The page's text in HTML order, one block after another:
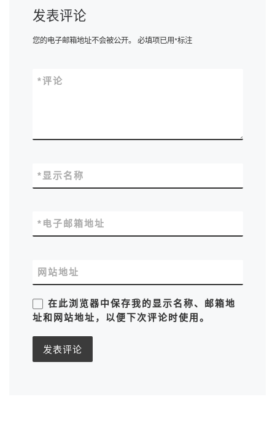
发表评论
您的电子邮箱地址不会被公开。 必填项已用*标注
评论
*
显示名称
*
电子邮箱地址
*
网站地址
在此浏览器中保存我的显示名称、邮箱地
址和网站地址，以便下次评论时使用。